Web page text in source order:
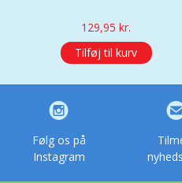
129,95kr.
Tilføj til kurv
Følg os på
Instagram